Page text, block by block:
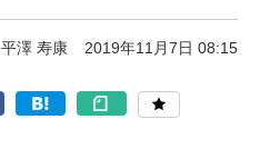
平澤 寿康 2019年11月7日 08:15